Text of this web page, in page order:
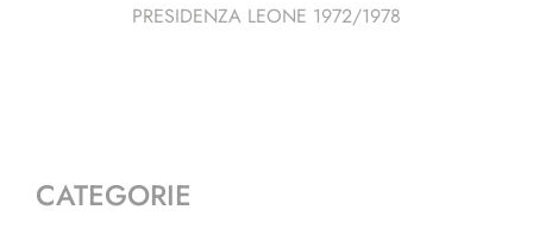
PRESIDENZA LEONE 1972/1978
CATEGORIE